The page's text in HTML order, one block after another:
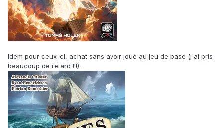
Idem pour ceux-ci, achat sans avoir joué au jeu de base (j'ai pris
beaucoup de retard !!!).